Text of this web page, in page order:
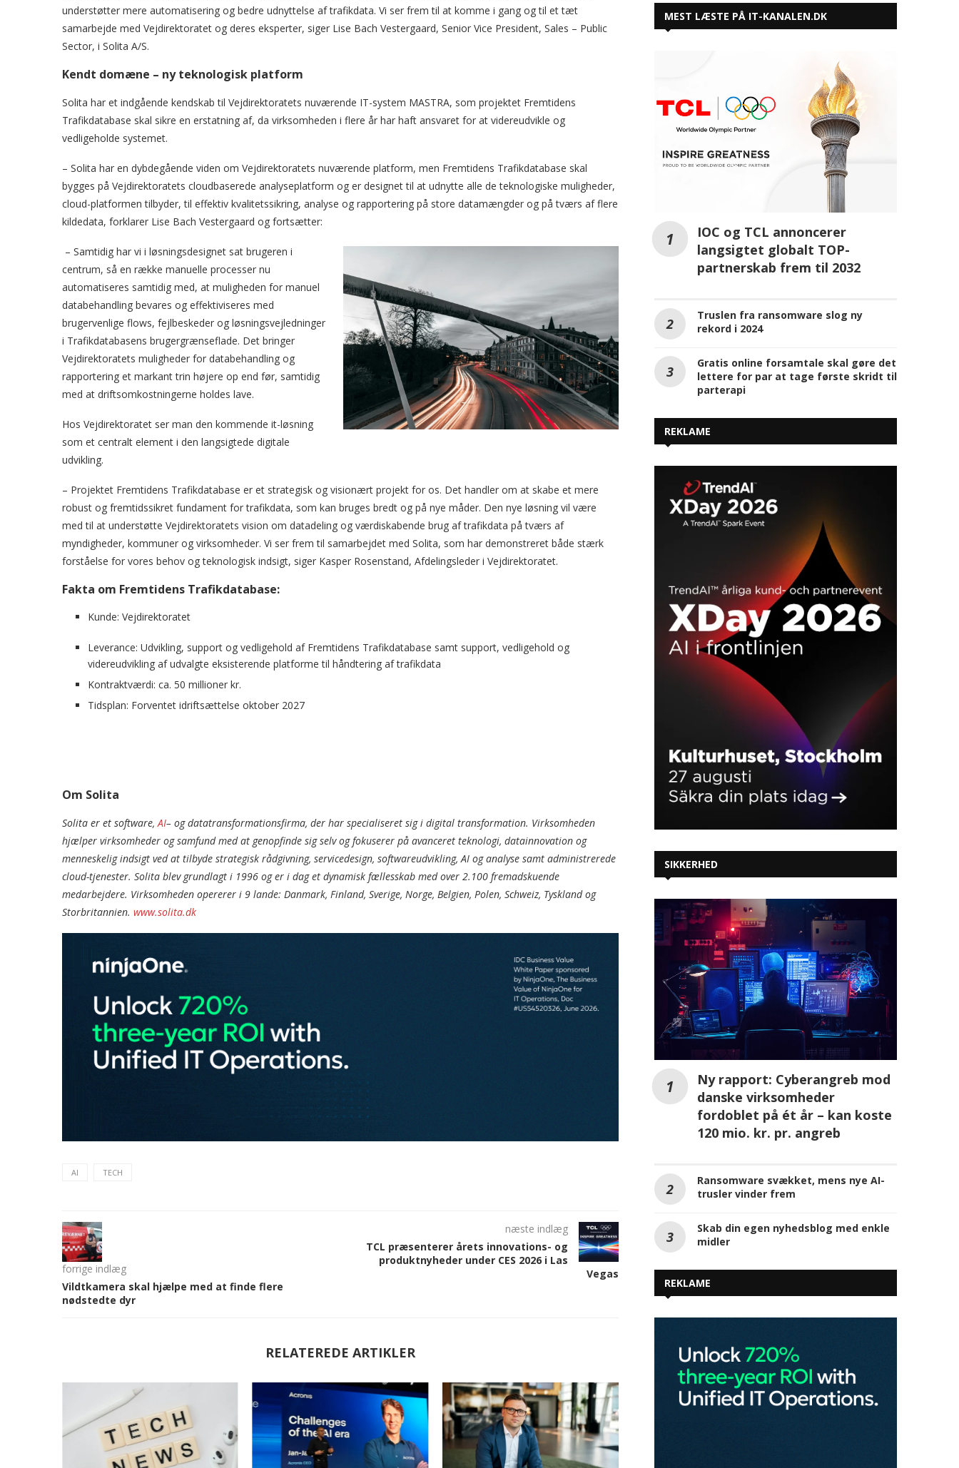
understøtter mere automatisering og bedre udnyttelse af trafikdata. Vi ser frem til at komme i gang og til et tæt
samarbejde med Vejdirektoratet og deres eksperter, siger Lise Bach Vestergaard, Senior Vice President, Sales – Public
Sector, i Solita A/S.
Kendt domæne – ny teknologisk platform
Solita har et indgående kendskab til Vejdirektoratets nuværende IT-system MASTRA, som projektet Fremtidens
Trafikdatabase skal sikre en erstatning af, da virksomheden i flere år har haft ansvaret for at videreudvikle og
vedligeholde systemet.
– Solita har en dybdegående viden om Vejdirektoratets nuværende platform, men Fremtidens Trafikdatabase skal
bygges på Vejdirektoratets cloudbaserede analyseplatform og er designet til at udnytte alle de teknologiske muligheder,
cloud-platformen tilbyder, til effektiv kvalitetssikring, analyse og rapportering på store datamængder og på tværs af flere
kildedata, forklarer Lise Bach Vestergaard og fortsætter:
– Samtidig har vi i løsningsdesignet sat brugeren i
centrum, så en række manuelle processer nu
automatiseres samtidig med, at muligheden for manuel
databehandling bevares og effektiviseres med
brugervenlige flows, fejlbeskeder og løsningsvejledninger
i Trafikdatabasens brugergrænseflade. Det bringer
Vejdirektoratets muligheder for databehandling og
rapportering et markant trin højere op end før, samtidig
med at driftsomkostningerne holdes lave.
Hos Vejdirektoratet ser man den kommende it-løsning
som et centralt element i den langsigtede digitale
udvikling.
– Projektet Fremtidens Trafikdatabase er et strategisk og visionært projekt for os. Det handler om at skabe et mere
robust og fremtidssikret fundament for trafikdata, som kan bruges bredt og på nye måder. Den nye løsning vil være
med til at understøtte Vejdirektoratets vision om datadeling og værdiskabende brug af trafikdata på tværs af
myndigheder, kommuner og virksomheder. Vi ser frem til samarbejdet med Solita, som har demonstreret både stærk
forståelse for vores behov og teknologisk indsigt, siger Kasper Rosenstand, Afdelingsleder i Vejdirektoratet.
Fakta om Fremtidens Trafikdatabase:
Kunde: Vejdirektoratet
Leverance: Udvikling, support og vedligehold af Fremtidens Trafikdatabase samt support, vedligehold og
videreudvikling af udvalgte eksisterende platforme til håndtering af trafikdata
Kontraktværdi: ca. 50 millioner kr.
Tidsplan: Forventet idriftsættelse oktober 2027
Om Solita
Solita er et software,AI– og datatransformationsfirma, der har specialiseret sig i digital transformation. Virksomheden
hjælper virksomheder og samfund med at genopfinde sig selv og fokuserer på avanceret teknologi, datainnovation og
menneskelig indsigt ved at tilbyde strategisk rådgivning, servicedesign, softwareudvikling, AI og analyse samt administrerede
cloud-tjenester. Solita blev grundlagt i 1996 og er i dag et dynamisk fællesskab med over 2.100 fremadskuende
medarbejdere. Virksomheden opererer i 9 lande: Danmark, Finland, Sverige, Norge, Belgien, Polen, Schweiz, Tyskland og
Storbritannien. www.solita.dk
AI TECH
forrige indlæg
Vildtkamera skal hjælpe med at finde flere
nødstedte dyr
næste indlæg
TCL præsenterer årets innovations- og
produktnyheder under CES 2026 i Las
Vegas
RELATEREDE ARTIKLER
MEST LÆSTE PÅ IT-KANALEN.DK
IOC og TCL annoncerer
langsigtet globalt TOP-
partnerskab frem til 2032
Truslen fra ransomware slog ny
rekord i 2024
Gratis online forsamtale skal gøre det
lettere for par at tage første skridt til
parterapi
REKLAME
SIKKERHED
Ny rapport: Cyberangreb mod
danske virksomheder
fordoblet på ét år – kan koste
120 mio. kr. pr. angreb
Ransomware svækket, mens nye AI-
trusler vinder frem
Skab din egen nyhedsblog med enkle
midler
REKLAME